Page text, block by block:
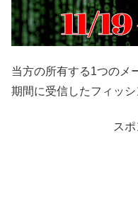
当方の所有する1つのメ
期間に受信したフィッシ
ス